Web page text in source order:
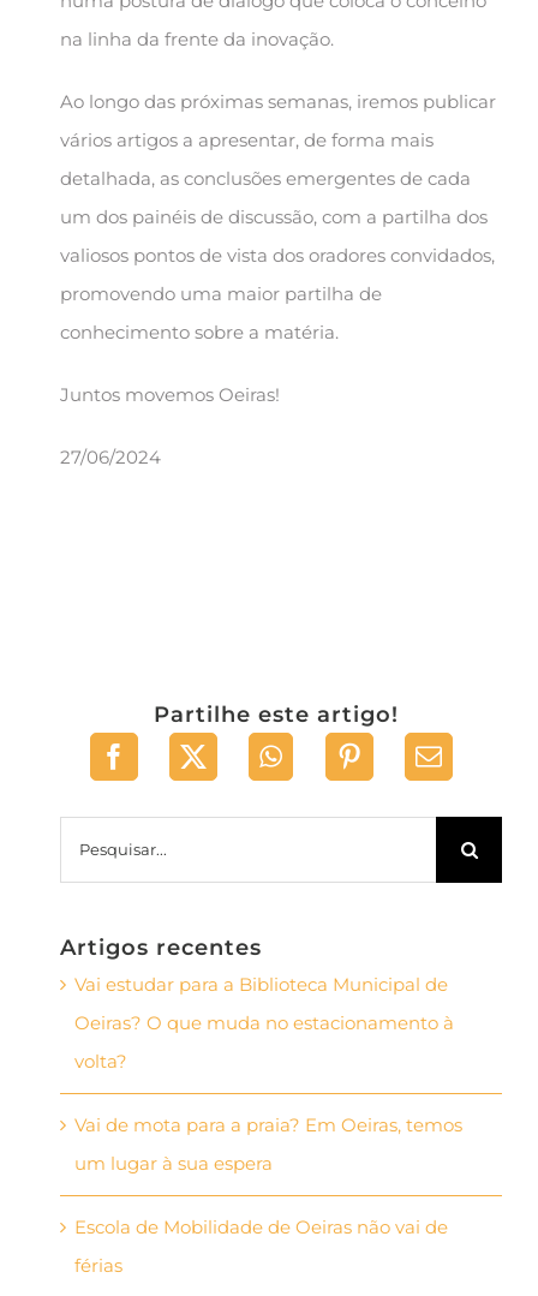
na linha da frente da inovação.
Ao longo das próximas semanas, iremos publicar
vários artigos a apresentar, de forma mais
detalhada, as conclusões emergentes de cada
um dos painéis de discussão, com a partilha dos
valiosos pontos de vista dos oradores convidados,
promovendo uma maior partilha de
conhecimento sobre a matéria.
Juntos movemos Oeiras!
27/06/2024
Partilhe este artigo!
Artigos recentes
Vai estudar para a Biblioteca Municipal de
Oeiras? O que muda no estacionamento à
volta?
Vai de mota para a praia? Em Oeiras, temos
um lugar à sua espera
Escola de Mobilidade de Oeiras não vai de
férias